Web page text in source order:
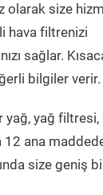
olarak size
hava filtrenizi
sağlar.
bilgiler verir.
yağ, yağ filtresi,
12 ana
size geniş